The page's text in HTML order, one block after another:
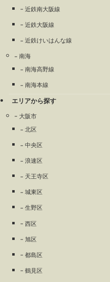
近鉄南大阪線
近鉄大阪線
近鉄けいはんな線
南海
南海高野線
南海本線
エリアから探す
大阪市
北区
中央区
浪速区
天王寺区
城東区
生野区
西区
旭区
都島区
鶴見区